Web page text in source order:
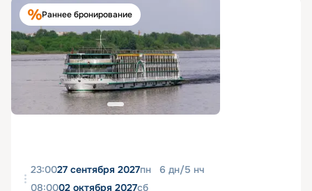
Раннее бронирование
23:0027 сентября 2027пн 6 дн/5 нч
08:0002 октября 2027сб